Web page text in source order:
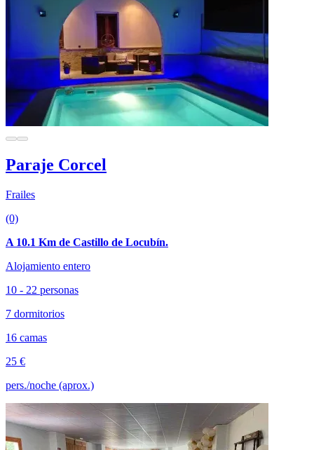
Paraje Corcel
Frailes
(0)
A 10.1 Km de Castillo de Locubín.
Alojamiento entero
10 - 22 personas
7 dormitorios
16 camas
25 €
pers./noche (aprox.)